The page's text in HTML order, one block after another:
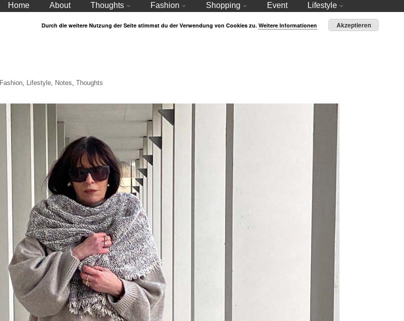
Home About Thoughts Fashion Shopping Event Lifestyle
Fashion, Lifestyle, Notes,Thoughts
Durch die weitere Nutzung der Seite stimmst du der Verwendung von Cookies zu. Weitere Informationen Akzeptieren